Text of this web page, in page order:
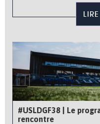
#USLDGF38 | Le
rencontre